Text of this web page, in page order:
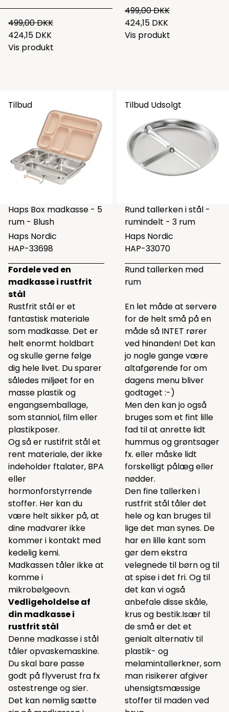
499,00 DKK
424,15 DKK
Vis produkt
499,00 DKK
424,15 DKK
Vis produkt
Tilbud
Haps Box madkasse - 5
rum - Blush
Haps Nordic
HAP-33698
Fordele ved en
madkasse i rustfrit
stål
Rustfrit stål er et
fantastisk materiale
som madkasse. Det er
helt enormt holdbart
og skulle gerne følge
dig hele livet. Du sparer
således miljøet for en
masse plastik og
engangsemballage,
som stanniol, film eller
plastikposer.
Og så er rustifrit stål et
rent materiale, der ikke
indeholder ftalater, BPA
eller
hormonforstyrrende
stoffer. Her kan du
være helt sikker på, at
dine madvarer ikke
kommer i kontakt med
kedelig kemi.
Madkassen tåler ikke at
komme i
mikrobølgeovn.
Vedligeholdelse af
din madkasse i
rustfrit stål
Denne madkasse i stål
tåler opvaskemaskine.
Du skal bare passe
godt på flyverust fra fx
ostestrenge og sier.
Det kan nemlig sætte
Tilbud Udsolgt
Rund tallerken i stål -
rumindelt - 3 rum
Haps Nordic
HAP-33070
Rund tallerken med
rum
En let måde at servere
for de helt små på en
måde så INTET rører
ved hinanden! Det kan
jo nogle gange være
altafgørende for om
dagens menu bliver
godtaget :-)
Men den kan jo også
bruges som et fint lille
fad til at anrette lidt
hummus og grøntsager
fx. eller måske lidt
forskelligt pålæg eller
nødder.
Den fine tallerken i
rustfrit stål tåler det
hele og kan bruges til
lige det man synes. De
har en lille kant som
gør dem ekstra
velegnede til børn og til
at spise i det fri. Og til
det kan vi også
anbefale disseskåle,
krusog bestik.Især til
de små er det et
genialt alternativ til
plastik- og
melamintallerkner, som
man risikerer afgiver
uhensigtsmæssige
stoffer til maden ved